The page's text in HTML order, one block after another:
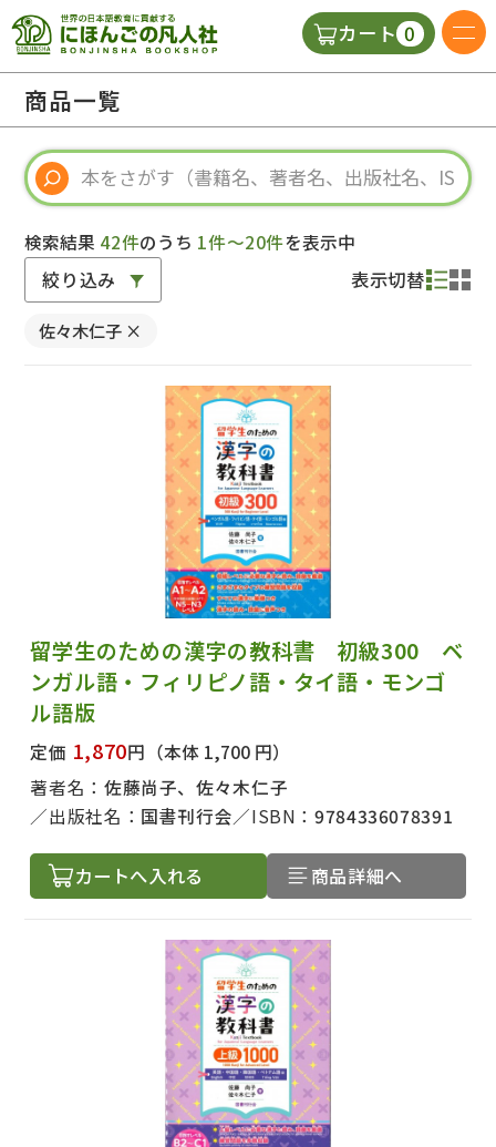
カート 0
視聴覚・補助教材
教師用参考書
商品一覧
検索結果 42件のうち 1件～20件を表示中
絞り込み 表示切替
佐々木仁子 ×
留学生のための漢字の教科書 初級300 ベ
ンガル語・フィリピノ語・タイ語・モンゴ
ル語版
定価 1,870円 （本体 1,700 円）
著者名： 佐藤尚子、佐々木仁子
出版社名： 国書刊行会 ISBN：9784336078391
カートへ入れる 商品詳細へ